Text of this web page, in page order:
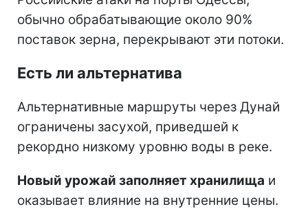
обычно обрабатывающие около 90%
поставок зерна, перекрывают эти потоки.
Есть ли альтернатива
Альтернативные маршруты через Дунай
ограничены засухой, приведшей к
рекордно низкому уровню воды в реке.
Новый урожай заполняет хранилища и
оказывает влияние на внутренние цены.